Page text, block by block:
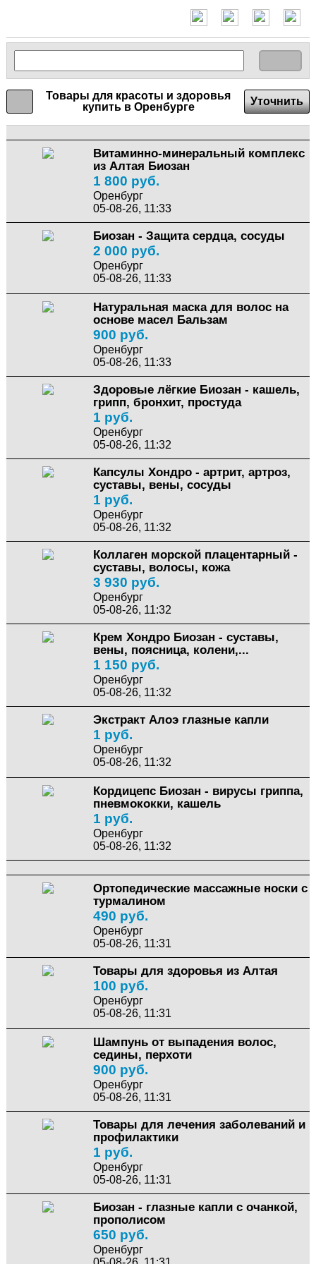
Товары для красоты и здоровья
купить в Оренбурге
Уточнить
Витаминно-минеральный комплекс
из Алтая Биозан
1 800 руб.
Оренбург
05-08-26, 11:33
Биозан - Защита сердца, сосуды
2 000 руб.
Оренбург
05-08-26, 11:33
Натуральная маска для волос на
основе масел Бальзам
900 руб.
Оренбург
05-08-26, 11:33
Здоровые лёгкие Биозан - кашель,
грипп, бронхит, простуда
1 руб.
Оренбург
05-08-26, 11:32
Капсулы Хондро - артрит, артроз,
суставы, вены, сосуды
1 руб.
Оренбург
05-08-26, 11:32
Коллаген морской плацентарный -
суставы, волосы, кожа
3 930 руб.
Оренбург
05-08-26, 11:32
Крем Хондро Биозан - суставы,
вены, поясница, колени,...
1 150 руб.
Оренбург
05-08-26, 11:32
Экстракт Алоэ глазные капли
1 руб.
Оренбург
05-08-26, 11:32
Кордицепс Биозан - вирусы гриппа,
пневмококки, кашель
1 руб.
Оренбург
05-08-26, 11:32
Ортопедические массажные носки с
турмалином
490 руб.
Оренбург
05-08-26, 11:31
Товары для здоровья из Алтая
100 руб.
Оренбург
05-08-26, 11:31
Шампунь от выпадения волос,
седины, перхоти
900 руб.
Оренбург
05-08-26, 11:31
Товары для лечения заболеваний и
профилактики
1 руб.
Оренбург
05-08-26, 11:31
Биозан - глазные капли с очанкой,
прополисом
650 руб.
Оренбург